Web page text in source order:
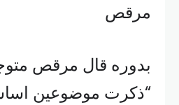
مرقص
بدوره قال مرقص
“ذكرت موضوعين